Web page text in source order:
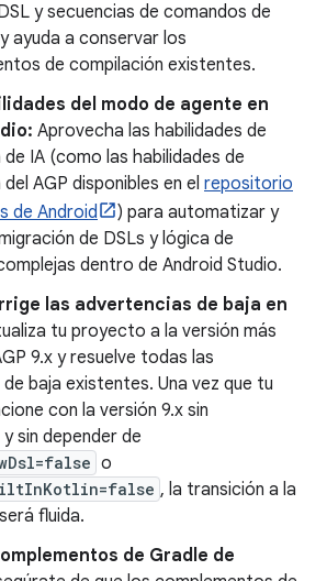
y secuencias de comandos de
ayuda a conservar los
de compilación existentes.
del modo de agente en
Aprovecha las habilidades de
IA (como las habilidades de
AGP disponibles en el repositorio
de Android
) para automatizar y
de DSLs y lógica de
dentro de Android Studio.
las advertencias de baja en
tu proyecto a la versión más
9.x y resuelve todas las
baja existentes. Una vez que tu
con la versión 9.x sin
sin depender de
o
, la transición a la
fluida.
de Gradle de